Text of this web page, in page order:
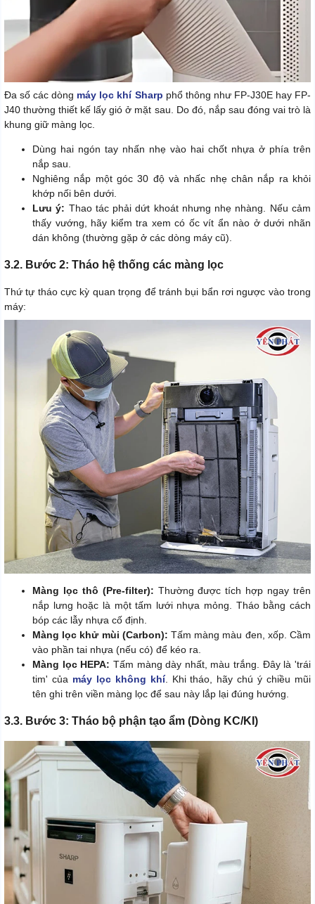
Đa số các dòng máy lọc khí Sharp phổ thông như FP-J30E hay FP-
J40 thường thiết kế lấy gió ở mặt sau. Do đó, nắp sau đóng vai trò là
khung giữ màng lọc.
Dùng hai ngón tay nhấn nhẹ vào hai chốt nhựa ở phía trên
nắp sau.
Nghiêng nắp một góc 30 độ và nhấc nhẹ chân nắp ra khỏi
khớp nối bên dưới.
Lưu ý: Thao tác phải dứt khoát nhưng nhẹ nhàng. Nếu cảm
thấy vướng, hãy kiểm tra xem có ốc vít ẩn nào ở dưới nhãn
dán không (thường gặp ở các dòng máy cũ).
3.2. Bước 2: Tháo hệ thống các màng lọc
Thứ tự tháo cực kỳ quan trọng để tránh bụi bẩn rơi ngược vào trong
máy:
Màng lọc thô (Pre-filter): Thường được tích hợp ngay trên
nắp lưng hoặc là một tấm lưới nhựa mỏng. Tháo bằng cách
bóp các lẫy nhựa cố định.
Màng lọc khử mùi (Carbon): Tấm màng màu đen, xốp. Cầm
vào phần tai nhựa (nếu có) để kéo ra.
Màng lọc HEPA: Tấm màng dày nhất, màu trắng. Đây là 'trái
tim' của máy lọc không khí. Khi tháo, hãy chú ý chiều mũi
tên ghi trên viền màng lọc để sau này lắp lại đúng hướng.
3.3. Bước 3: Tháo bộ phận tạo ẩm (Dòng KC/KI)